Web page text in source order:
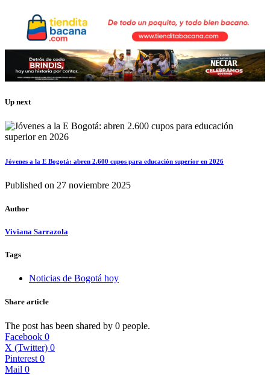
Up next
Jóvenes a la E Bogotá: abren 2.600 cupos para educación superior en 2026
Published on 27 noviembre 2025
Author
Viviana Sarrazola
Tags
Noticias de Bogotá hoy
Share article
The post has been shared by 0 people.
Facebook 0
X (Twitter) 0
Pinterest 0
Mail 0